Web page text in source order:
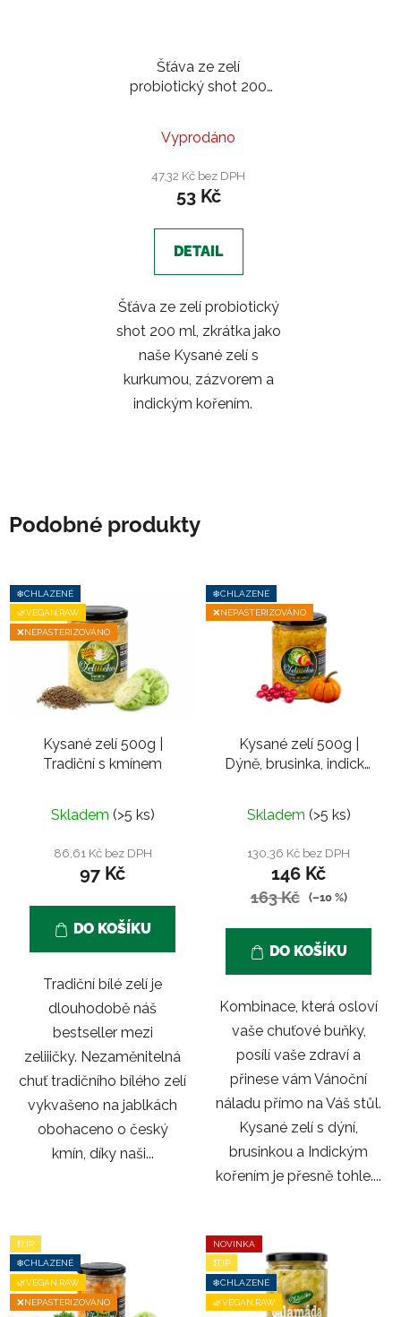
Šťáva ze zelí
probiotický shot 200
Vyprodáno
47,32 Kč bez DPH
53 Kč
DETAIL
Šťáva ze zelí probiotický
shot 200 ml, zkrátka jako
naše Kysané zelí s
kurkumou, zázvorem a
indickým kořením.
Podobné produkty
❄️CHLAZENÉ
🌿VEGAN,RAW
❌NEPASTERIZOVÁNO
Kysané zelí 500g |
Tradiční s kmínem
Skladem (>5 ks)
86,61 Kč bez DPH
97 Kč
DO KOŠÍKU
Tradiční bílé zelí je
dlouhodobě náš
bestseller mezi
zeliiičky. Nezaměnitelná
chuť tradičního bílého zelí
vykvašeno na jablkách
obohaceno o český
kmín, díky naši...
❄️CHLAZENÉ
❌NEPASTERIZOVÁNO
Kysané zelí 500g |
Dýně, brusinka, indické
hodnocení
produktu
je
5,0
5
Skladem (>5 ks)
130,36 Kč bez DPH
146 Kč
163 Kč (–10 %)
DO KOŠÍKU
Kombinace, která osloví
vaše chuťové buňky,
posílí vaše zdraví a
přinese vám Vánoční
náladu přímo na Váš stůl.
Kysané zelí s dýní,
brusinkou a Indickým
kořením je přesně tohle....
❗TIP
❄️CHLAZENÉ
🌿VEGAN,RAW
❌NEPASTERIZOVÁNO
NOVINKA
❗TIP
❄️CHLAZENÉ
🌿VEGAN,RAW